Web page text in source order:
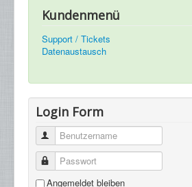
Kundenmenü
Support / Tickets
Datenaustausch
Login Form
Benutzername
Passwort
Angemeldet bleiben